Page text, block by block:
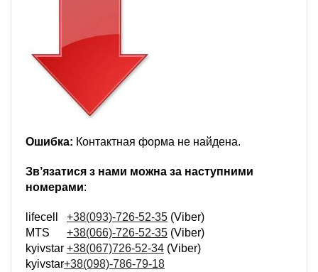
Ошибка: Контактная форма не найдена.
Зв’язатися з нами можна за наступними
номерами:
lifecell +38(093)-726-52-35 (Viber)
MTS +38(066)-726-52-35 (Viber)
kyivstar +38(067)726-52-34 (Viber)
kyivstar+38(098)-786-79-18